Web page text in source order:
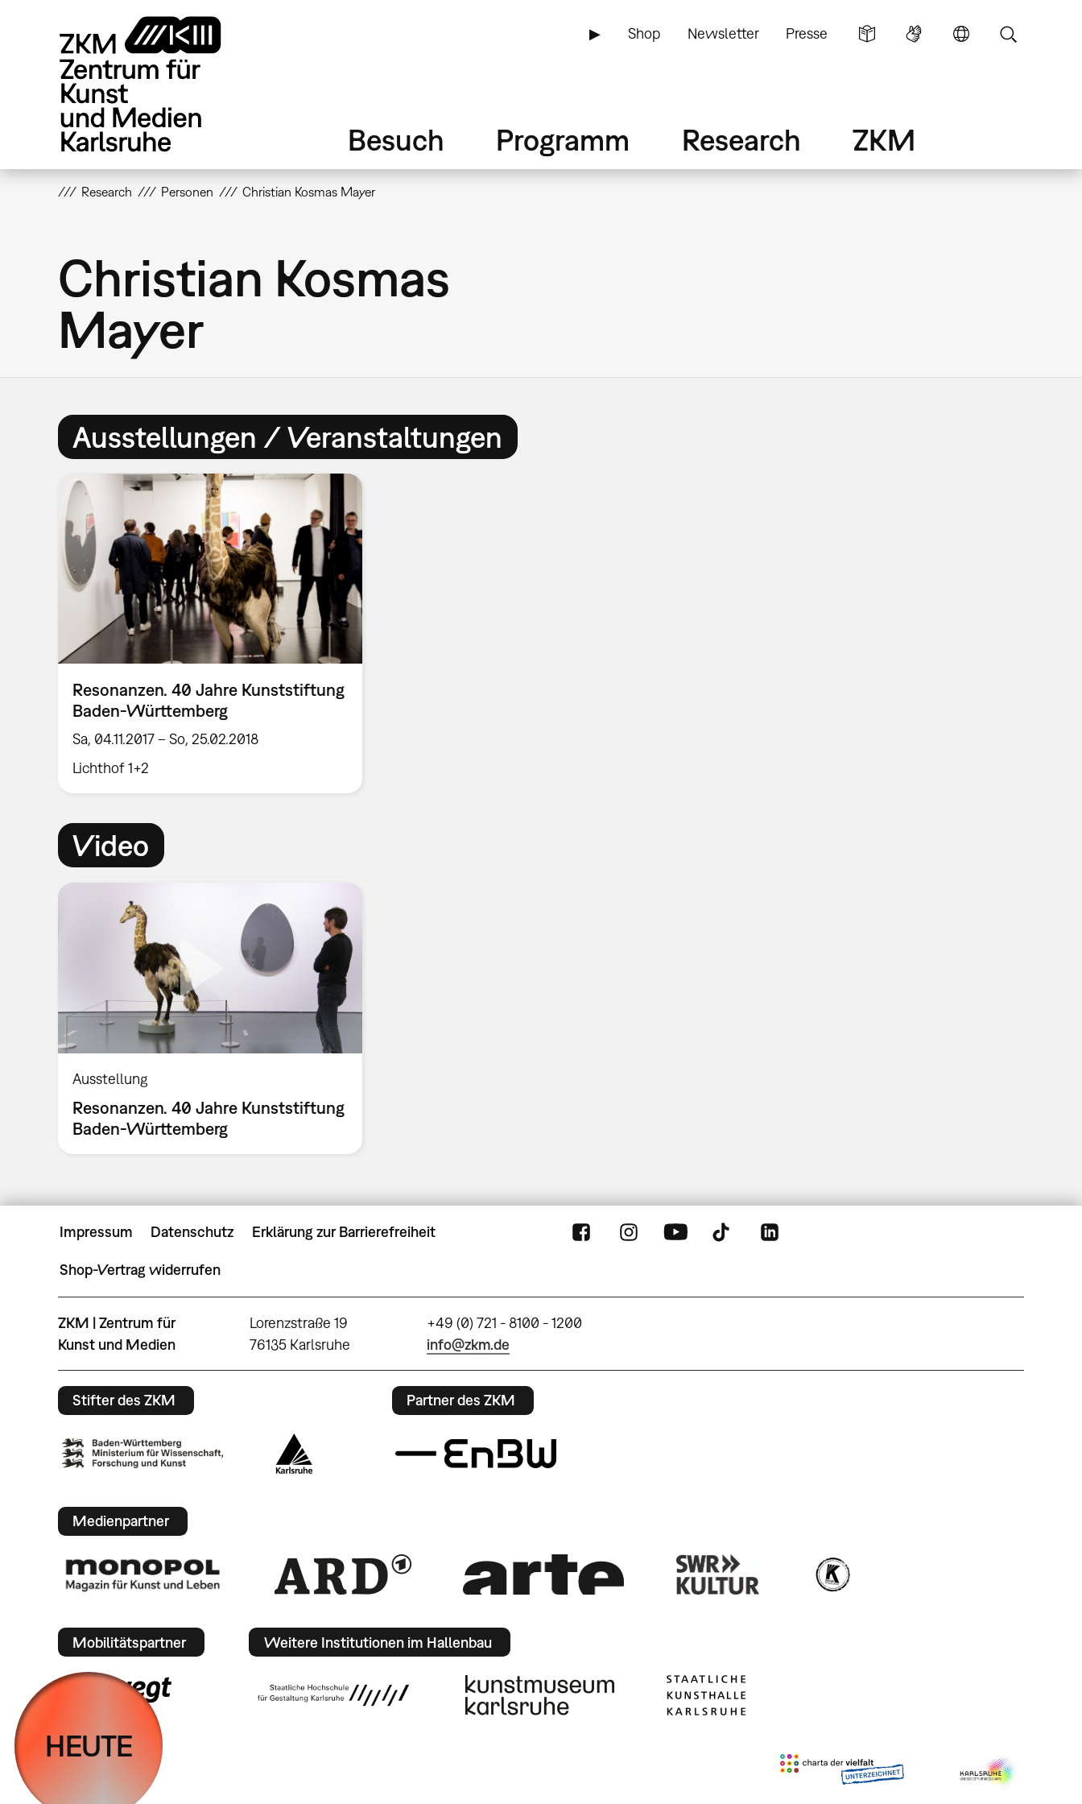
▶ Shop Newsletter Presse
Besuch Programm Research ZKM
Research Personen Christian Kosmas Mayer
Christian Kosmas
Mayer
Ausstellungen / Veranstaltungen
Resonanzen. 40 Jahre Kunststiftung
Baden-Württemberg
Sa, 04.11.2017 – So, 25.02.2018
Lichthof 1+2
Video
Ausstellung
Resonanzen. 40 Jahre Kunststiftung
Baden-Württemberg
Impressum Datenschutz Erklärung zur Barrierefreiheit
Shop-Vertrag widerrufen
ZKM | Zentrum für
Kunst und Medien
Lorenzstraße 19
76135 Karlsruhe
+49 (0) 721 - 8100 - 1200
info@zkm.de
Stifter des ZKM Partner des ZKM
Medienpartner
Mobilitätspartner Weitere Institutionen im Hallenbau
HEUTE